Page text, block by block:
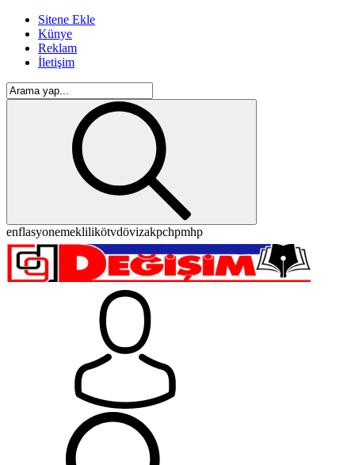
Sitene Ekle
Künye
Reklam
İletişim
enflasyonemeklilikötvdövizakpchpmhp